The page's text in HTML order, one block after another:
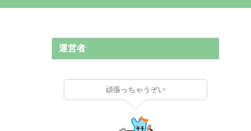
運営者
頑張っちゃうぞい